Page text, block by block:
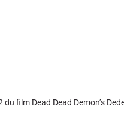
du film Dead Dead Demon’s